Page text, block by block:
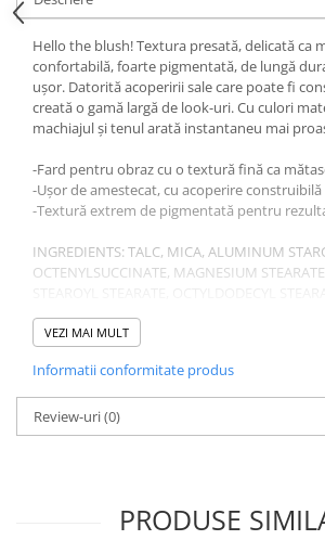
Gel fixare sprancene
Gel/tus sprancene
Mascara (rimel) sprancene
Vopsea sprancene
Ser sprancene
Hello the blush! Textura presată, delicată ca
confortabilă, foarte pigmentată, de lungă
ușor. Datorită acoperirii sale care poate fi
creată o gamă largă de look-uri. Cu culori
machiajul și tenul arată instantaneu mai
-Fard pentru obraz cu o textură fină ca
-Ușor de amestecat, cu acoperire construibilă
-Textură extrem de pigmentată pentru
INGREDIENTS: TALC, MICA, ALUMINUM
OCTENYLSUCCINATE, MAGNESIUM
ETHYLHEXYLGLYCERIN, ALUMINUM
PHENOXYETHANOL, CI 15850 (RED 6 LAKE),
VEZI MAI MULT
Informatii conformitate produs
Review-uri(0)
PRODUSE